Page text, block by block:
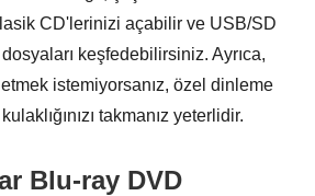
CD'lerinizi açabilir ve USB/SD
keşfedebilirsiniz. Ayrıca,
etmek istemiyorsanız, özel dinleme
takmanız yeterlidir.
Blu-ray DVD